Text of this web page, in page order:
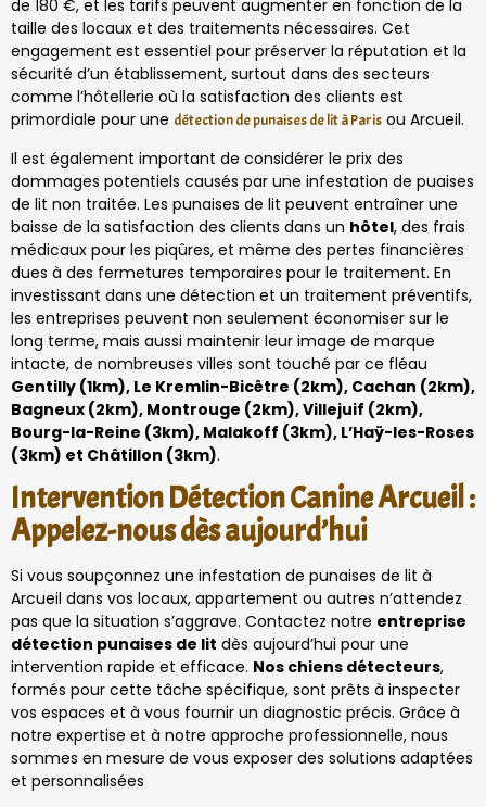
de 180 €, et les tarifs peuvent augmenter en fonction de la
taille des locaux et des traitements nécessaires. Cet
engagement est essentiel pour préserver la réputation et la
sécurité d’un établissement, surtout dans des secteurs
comme l’hôtellerie où la satisfaction des clients est
primordiale pour une détection de punaises de lit à Paris ou Arcueil.
Il est également important de considérer le prix des
dommages potentiels causés par une infestation de puaises
de lit non traitée. Les punaises de lit peuvent entraîner une
baisse de la satisfaction des clients dans un hôtel, des frais
médicaux pour les piqûres, et même des pertes financières
dues à des fermetures temporaires pour le traitement. En
investissant dans une détection et un traitement préventifs,
les entreprises peuvent non seulement économiser sur le
long terme, mais aussi maintenir leur image de marque
intacte, de nombreuses villes sont touché par ce fléau
Gentilly (1km), Le Kremlin-Bicêtre (2km), Cachan (2km),
Bagneux (2km), Montrouge (2km), Villejuif (2km),
Bourg-la-Reine (3km), Malakoff (3km), L’Haÿ-les-Roses
(3km) et Châtillon (3km).
Intervention Détection Canine Arcueil :
Appelez-nous dès aujourd’hui
Si vous soupçonnez une infestation de punaises de lit à
Arcueil dans vos locaux, appartement ou autres n’attendez
pas que la situation s’aggrave. Contactez notre entreprise
détection punaises de lit dès aujourd’hui pour une
intervention rapide et efficace. Nos chiens détecteurs,
formés pour cette tâche spécifique, sont prêts à inspecter
vos espaces et à vous fournir un diagnostic précis. Grâce à
notre expertise et à notre approche professionnelle, nous
sommes en mesure de vous exposer des solutions adaptées
et personnalisées